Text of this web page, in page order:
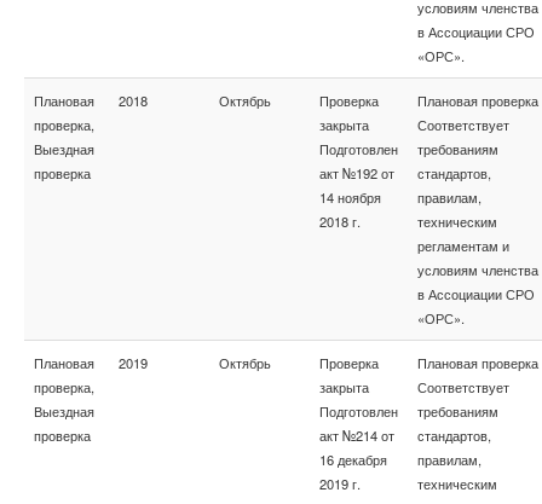
условиям членства
в Ассоциации СРО
«ОРС».
Плановая
проверка,
Выездная
проверка
2018 Октябрь
Проверка
закрыта
Подготовлен
акт №192 от
14 ноября
2018 г.
Плановая проверка
Соответствует
требованиям
стандартов,
правилам,
техническим
регламентам и
условиям членства
в Ассоциации СРО
«ОРС».
Плановая
проверка,
Выездная
проверка
2019 Октябрь
Проверка
закрыта
Подготовлен
акт №214 от
16 декабря
2019 г.
Плановая проверка
Соответствует
требованиям
стандартов,
правилам,
техническим